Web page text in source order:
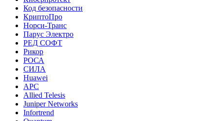
Код безопасности
КриптоПро
Норси-Транс
Парус Электро
РЕД СОФТ
Рикор
РОСА
СИЛА
Huawei
APC
Allied Telesis
Juniper Networks
Infortrend